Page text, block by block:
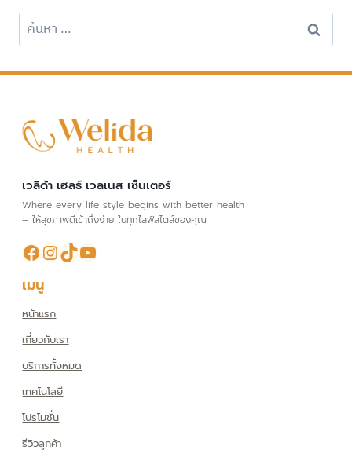
ค้นหา
สำหรับ:
เวลิด้า เฮลธ์ เวลเนส เซ็นเตอร์
Where every life style begins with better health
– ให้สุขภาพดีเข้าถึงง่าย ในทุกไลฟ์สไตล์ของคุณ
Facebook
Instagram
TikTokYouTube
เมนู
หน้าแรก
เกี่ยวกับเรา
บริการทั้งหมด
เทคโนโลยี
โปรโมชั่น
รีวิวลูกค้า